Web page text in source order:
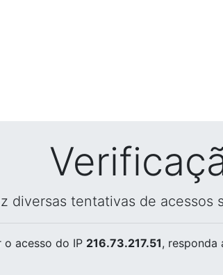
diversas tentativas de acessos
o acesso do IP 216.73.217.51, responda